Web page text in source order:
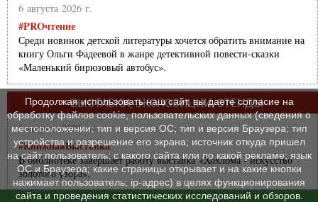
6 августа 2026 г.
#PROчтение
Среди новинок детской литературы хочется обратить внимание на
книгу Ольги Фадеевой в жанре детективной повести-сказки
«Маленький бирюзовый автобус».
ВЫСТАВКИ, ЭКСПОЗИЦИИ, СТЕНДЫ
6 августа 2026 г.
#КнижнаяВыставка
В библиотеке завершает работу выставка «Хохлома - искусство
золотого узора».
Продолжая использовать наш сайт, вы даете согласие на
обработку файлов cookie, пользовательских данных (сведения о
местоположении; тип и версия ОС; тип и версия Браузера; тип
устройства и разрешение его экрана; источник откуда пришел
на сайт пользователь; с какого сайта или по какой рекламе; язык
ОС и Браузера; какие страницы открывает и на какие кнопки
нажимает пользователь; ip-адрес) в целях функционирования
сайта и проведения статистических исследований и обзоров.